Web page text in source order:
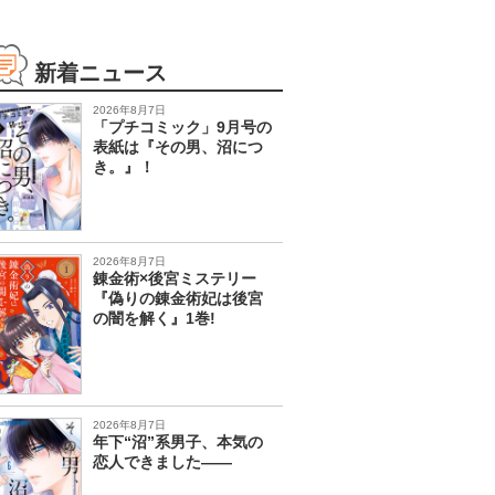
新着ニュース
2026年8月7日
「プチコミック」9月号の
表紙は『その男、沼につ
き。』！
2026年8月7日
錬金術×後宮ミステリー
『偽りの錬金術妃は後宮
の闇を解く』1巻!
2026年8月7日
年下“沼”系男子、本気の
恋人できました――